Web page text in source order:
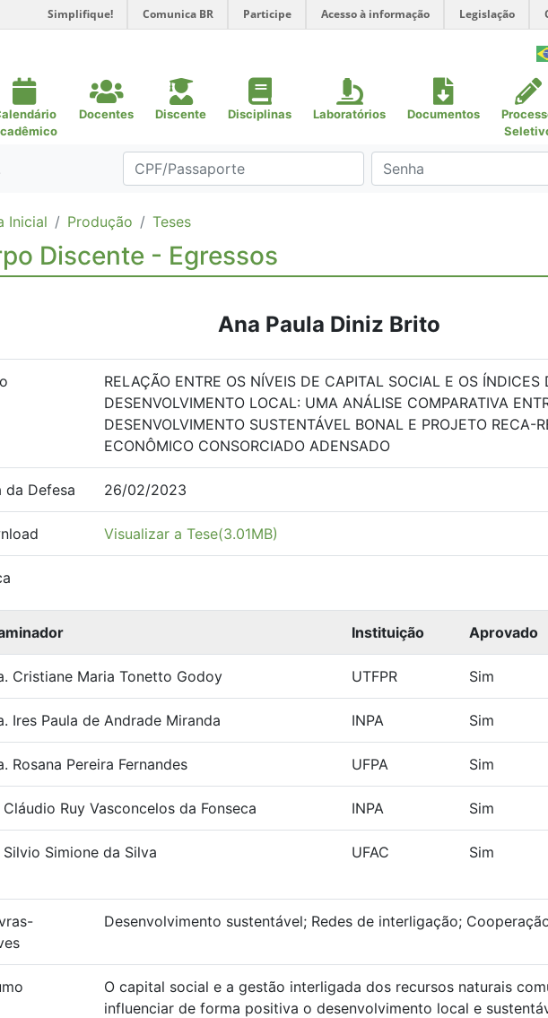
Simplifique! Comunica BR Participe Acesso à informação Legislação
Docentes Discente Disciplinas Laboratórios Documentos
Inicial Produção Teses
Discente - Egressos
Ana Paula Diniz Brito
RELAÇÃO ENTRE OS NÍVEIS DE CAPITAL SOCIAL E OS ÍNDICES
DESENVOLVIMENTO LOCAL: UMA ANÁLISE COMPARATIVA
DESENVOLVIMENTO SUSTENTÁVEL BONAL E PROJETO RECA-
ECONÔMICO CONSORCIADO ADENSADO
da Defesa 26/02/2023
Visualizar a Tese(3.01MB)
Instituição Aprovado
Cristiane Maria Tonetto Godoy UTFPR Sim
Ires Paula de Andrade Miranda INPA Sim
Rosana Pereira Fernandes UFPA Sim
Cláudio Ruy Vasconcelos da Fonseca INPA Sim
Silvio Simione da Silva UFAC Sim
Desenvolvimento sustentável; Redes de interligação;
O capital social e a gestão interligada dos recursos naturais
influenciar de forma positiva o desenvolvimento local e